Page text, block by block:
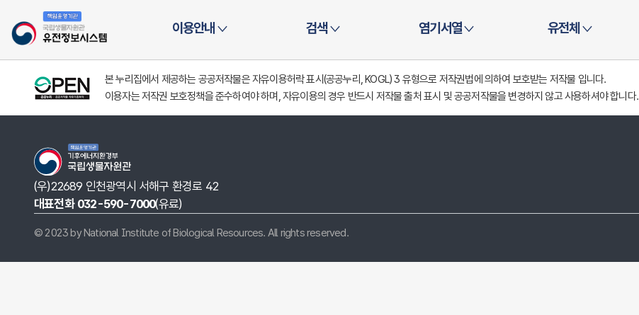
템 이용안내 검색 염기서열 유전체
본 누리집에서 제공하는 공공저작물은 자유이용허락 표시(공공누리, KOGL) 3 유형으로 저작권법에 의하여 보호받는 저작물 입니다.
이용자는 저작권 보호정책을 준수하여야 하며, 자유이용의 경우 반드시 저작물 출처 표시 및 공공저작물을 변경하지 않고 사용하셔야 합니다.
(우)22689 인천광역시 서해구 환경로 42
대표전화 032-590-7000(유료)
© 2023 by National Institute of Biological Resources. All rights reserved.